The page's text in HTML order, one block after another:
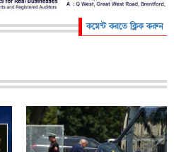
কমেন্ট করতে ক্লিক করুন